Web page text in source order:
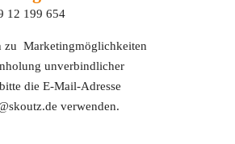
12 199 654
zu Marketingmöglichkeiten
unverbindlicher
die E-Mail-Adresse
verwenden.